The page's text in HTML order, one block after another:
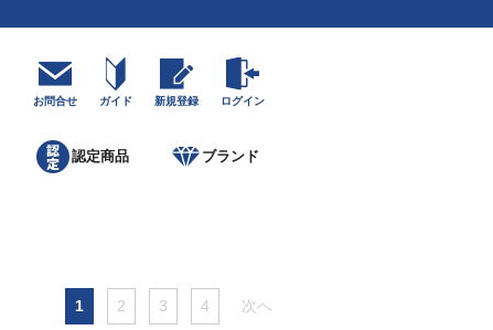
ログイン
新規登録
ガイド
お問合せ
認定商品 ブランド
1 2 3 4 次へ